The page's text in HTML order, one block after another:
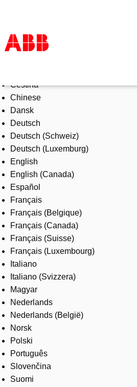
Products & Solutions
Industries
Services
About us
Where to buy
Contact us
Careers
Čeština
Chinese
Dansk
Deutsch
Deutsch (Schweiz)
Deutsch (Luxemburg)
English
English (Canada)
Español
Français
Français (Belgique)
Français (Canada)
Français (Suisse)
Français (Luxembourg)
Italiano
Italiano (Svizzera)
Magyar
Nederlands
Nederlands (België)
Norsk
Polski
Português
Slovenčina
Suomi